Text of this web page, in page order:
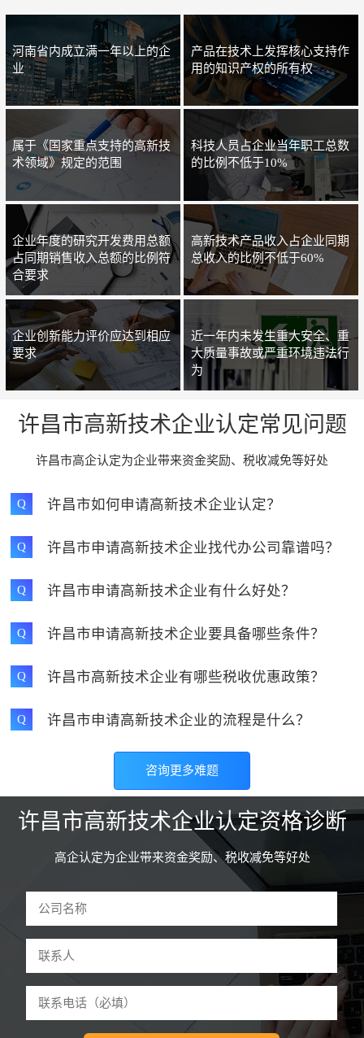
河南省内成立满一年以上的企
业
产品在技术上发挥核心支持作
用的知识产权的所有权
属于《国家重点支持的高新技
术领域》规定的范围
科技人员占企业当年职工总数
的比例不低于10%
企业年度的研究开发费用总额
占同期销售收入总额的比例符
合要求
高新技术产品收入占企业同期
总收入的比例不低于60%
企业创新能力评价应达到相应
要求
近一年内未发生重大安全、重
大质量事故或严重环境违法行
为
许昌市高新技术企业认定常见问题
许昌市高企认定为企业带来资金奖励、税收减免等好处
Q 许昌市如何申请高新技术企业认定？
Q 许昌市申请高新技术企业找代办公司靠谱吗？
Q 许昌市申请高新技术企业有什么好处？
Q 许昌市申请高新技术企业要具备哪些条件？
Q 许昌市高新技术企业有哪些税收优惠政策？
Q 许昌市申请高新技术企业的流程是什么？
咨询更多难题
许昌市高新技术企业认定资格诊断
高企认定为企业带来资金奖励、税收减免等好处
驻马店和****技术有限公司 曹先生59分钟前申请诊断
河南怀****网络科技公司 李先生3分钟前申请诊断
郑州东****设备有限公司 魏先生
9分钟前申请
诊断
许昌红****管理有限公司 吕女士
平顶山童****服装有限公司 江女生22分钟前申请 诊断